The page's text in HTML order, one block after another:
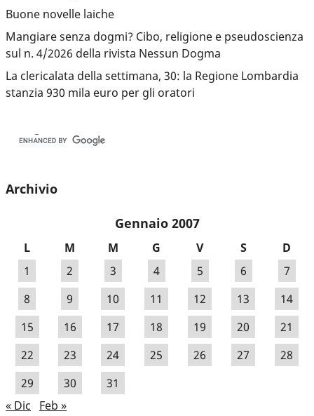
Buone novelle laiche
Mangiare senza dogmi? Cibo, religione e pseudoscienza
sul n. 4/2026 della rivista Nessun Dogma
La clericalata della settimana, 30: la Regione Lombardia
stanzia 930 mila euro per gli oratori
Archivio
Gennaio 2007
L M M G V S
D
1
2 3 4 5 6
7
8
9 10 11 12 13
14
15
16 17 18 19 20
21
22
23 24 25 26 27
28
29
30
31
« Dic
Feb »